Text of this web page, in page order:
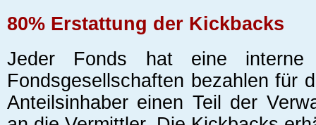
80% Erstattung der Kickbacks
Jeder Fonds hat eine interne
Fondsgesellschaften bezahlen für
Anteilsinhaber einen Teil der